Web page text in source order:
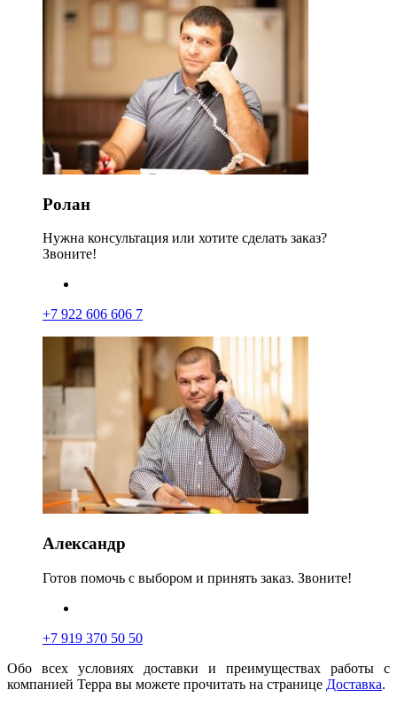
Ролан
Нужна консультация или хотите сделать заказ?
Звоните!
+7 922 606 606 7
Александр
Готов помочь с выбором и принять заказ. Звоните!
+7 919 370 50 50
Обо всех условиях доставки и преимуществах работы с
компанией Терра вы можете прочитать на странице Доставка.